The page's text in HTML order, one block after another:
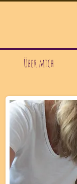
Über mich